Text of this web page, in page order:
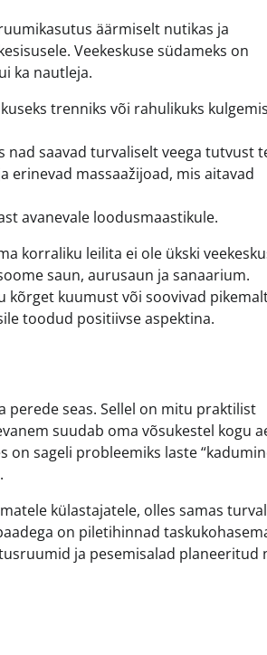
äärmiselt nutikas ja
Veekeskuse südameks on
ka nautleja.
trenniks või rahulikuks
nad saavad turvaliselt veega tutvust
erinevad massaažijoad, mis aitavad
avanevale loodusmaastikule.
korraliku leilita ei ole ükski
saun, aurusaun ja sanaarium.
kõrget kuumust või soovivad
toodud positiivse aspektina.
perede seas. Sellel on mitu praktilist
suudab oma võsukestel kogu
on sageli probleemiks laste
külastajatele, olles samas
on piletihinnad
ja pesemisalad planeeritud